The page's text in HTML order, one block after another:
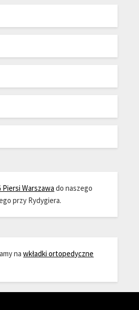
Piersi Warszawa do naszego
przy Rydygiera.
nawkładki ortopedyczne